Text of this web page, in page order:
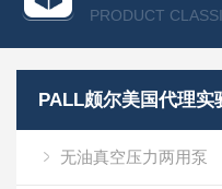
PRODUCT
无油真空压力两用泵